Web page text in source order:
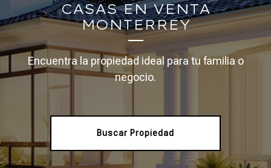
CASAS EN VENTA
MONTERREY
Encuentra la propiedad ideal para tu familia o
negocio.
Buscar Propiedad